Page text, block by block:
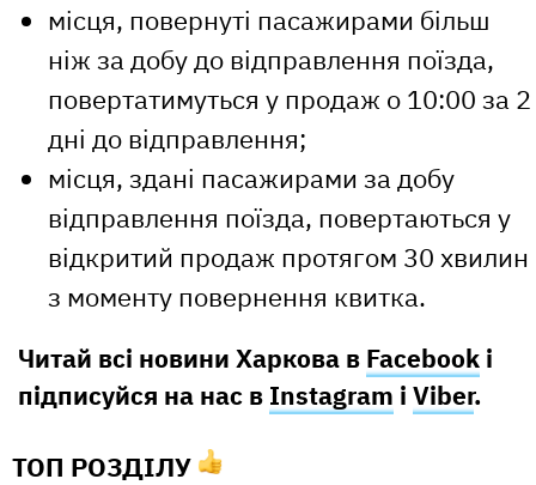
місця, повернуті пасажирами більш
ніж за добу до відправлення поїзда,
повертатимуться у продаж о 10:00 за 2
дні до відправлення;
місця, здані пасажирами за добу
відправлення поїзда, повертаються у
відкритий продаж протягом 30 хвилин
з моменту повернення квитка.
Читай всі новини Харкова в Facebook і
підписуйся на нас в Instagram і Viber.
ТОП РОЗДІЛУ